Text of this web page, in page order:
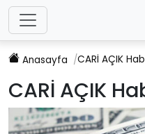
Anasayfa CARİ AÇIK
CARİ AÇIK